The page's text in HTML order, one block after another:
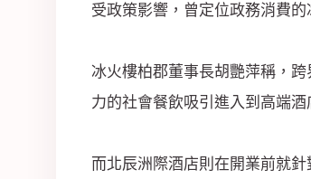
受政策影響，曾定位政務消費
冰火樓柏郡董事長胡艷萍稱
力的社會餐飲吸引進入到高端
而北辰洲際酒店則在開業前就